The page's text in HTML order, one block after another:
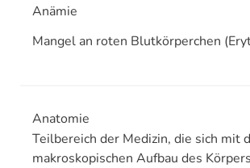
Anämie
Mangel an roten Blutkörperchen
Anatomie
Teilbereich der Medizin, die sich mit
makroskopischen Aufbau des